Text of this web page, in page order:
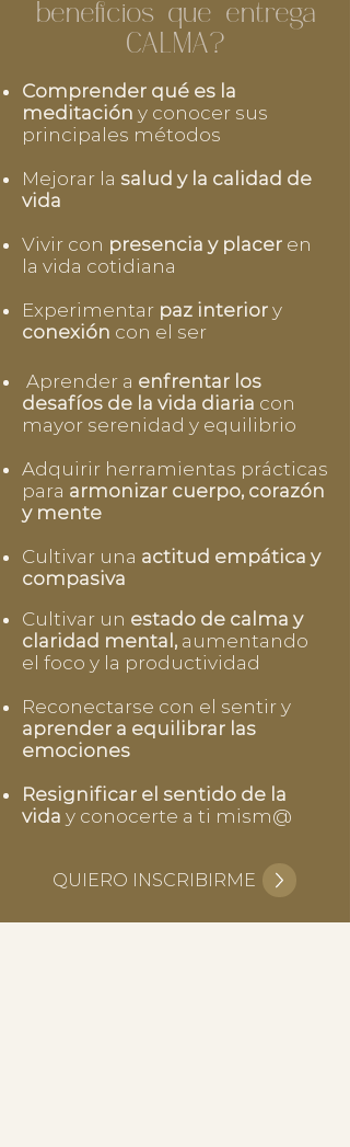
beneficios que entrega
CALMA?
Comprender qué es la
meditación y conocer sus
principales métodos
Mejorar la salud y la calidad de
vida
Vivir con presencia y placer en
la vida cotidiana
Experimentar paz interior y
conexión con el ser
Aprender a enfrentar los
desafíos de la vida diaria con
mayor serenidad y equilibrio
Adquirir herramientas prácticas
para armonizar cuerpo, corazón
y mente
Cultivar una actitud empática y
compasiva
Cultivar un estado de calma y
claridad mental, aumentando
el foco y la productividad
Reconectarse con el sentir y
aprender a equilibrar las
emociones
Resignificar el sentido de la
vida y conocerte a ti mism@
QUIERO INSCRIBIRME